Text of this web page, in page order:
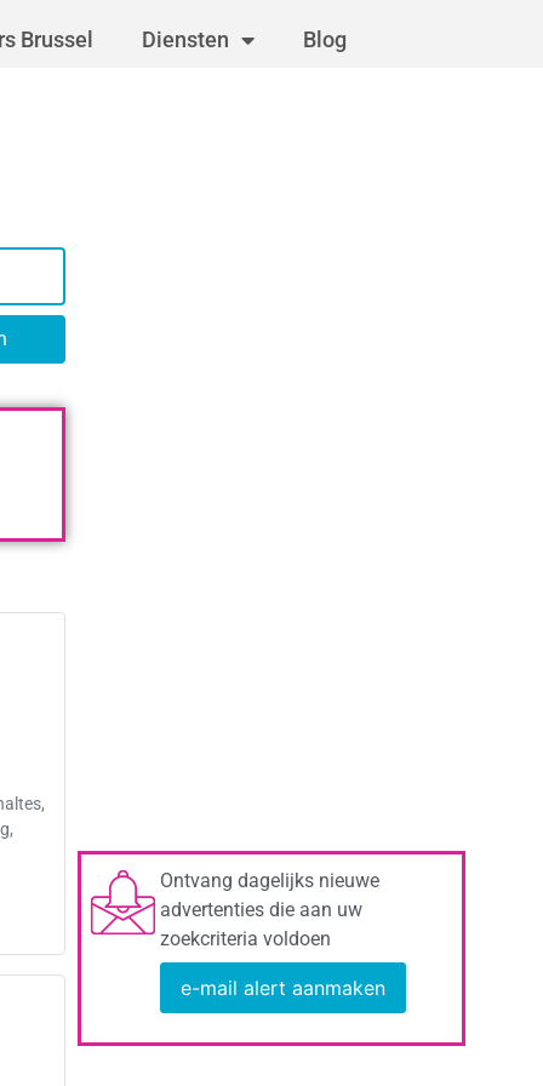
Brussel Diensten Blog
Ontvang dagelijks nieuwe
advertenties die aan uw
zoekcriteria voldoen
e-mail alert aanmaken